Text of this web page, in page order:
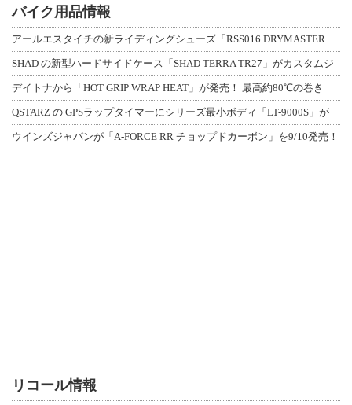
バイク用品情報
SHAD の新型ハードサイドケース「SHAD TERRA TR27」がカスタムジ
デイトナから「HOT GRIP WRAP HEAT」が発売！ 最高約80℃の巻き
QSTARZ の GPSラップタイマーにシリーズ最小ボディ「LT-9000S」が
ウインズジャパンが「A-FORCE RR チョップドカーボン」を9/10発売！
リコール情報